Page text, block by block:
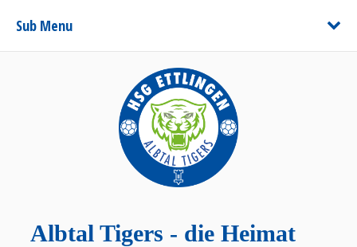
Sub Menu
Albtal Tigers - die Heimat